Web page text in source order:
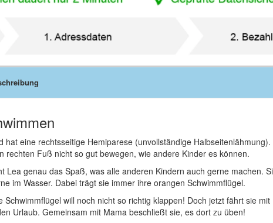
hat eine rechtsseitige Hemiparese (unvollständige
rechten Fuß nicht so gut bewegen, wie andere Kinder es können.
Lea genau das Spaß, was alle anderen Kindern auch gerne machen.
im Wasser. Dabei trägt sie immer ihre orangen Schwimmflügel.
Schwimmflügel will noch nicht so richtig klappen! Doch jetzt fährt sie
Urlaub. Gemeinsam mit Mama beschließt sie, es dort zu üben!